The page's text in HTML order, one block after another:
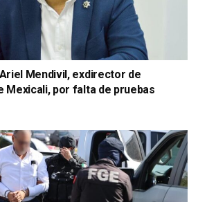
Mendivil, exdirector de
Mexicali, por falta de pruebas